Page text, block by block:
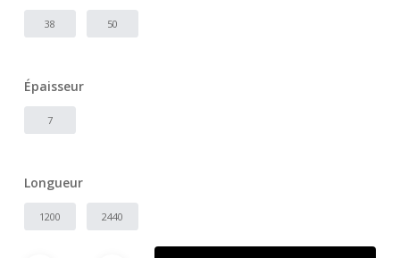
38 50
Épaisseur
7
Longueur
1200 2440